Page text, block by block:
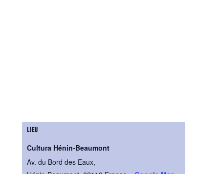
LIEU
Cultura Hénin-Beaumont
Av. du Bord des Eaux,